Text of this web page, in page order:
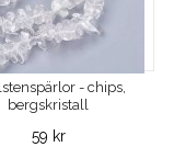
- chips,
bergskristall
59 kr